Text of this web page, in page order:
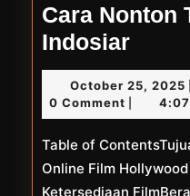
Cara Nonton
IndosiarCara
Tv
October 25, 2025
0 Comment
Table of
Online Film
Ketersediaan